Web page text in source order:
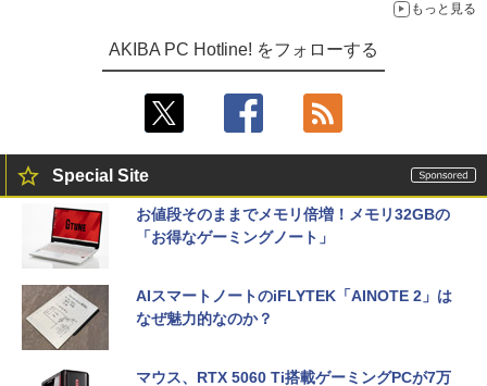
もっと見る
AKIBA PC Hotline! をフォローする
Special Site
お値段そのままでメモリ倍増！メモリ32GBの
「お得なゲーミングノート」
AIスマートノートのiFLYTEK「AINOTE 2」は
なぜ魅力的なのか？
マウス、RTX 5060 Ti搭載ゲーミングPCが7万